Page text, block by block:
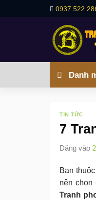
Danh
TIN TỨC
7
Đăng vào
Bạn
nên chọn
Tranh